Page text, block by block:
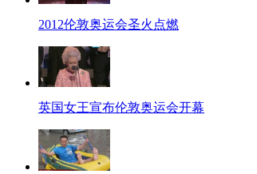
2012伦敦奥运会圣火点燃
英国女王宣布伦敦奥运会开幕